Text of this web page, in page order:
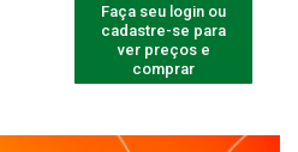
Faça seu login ou
cadastre-se para
ver preços e
comprar